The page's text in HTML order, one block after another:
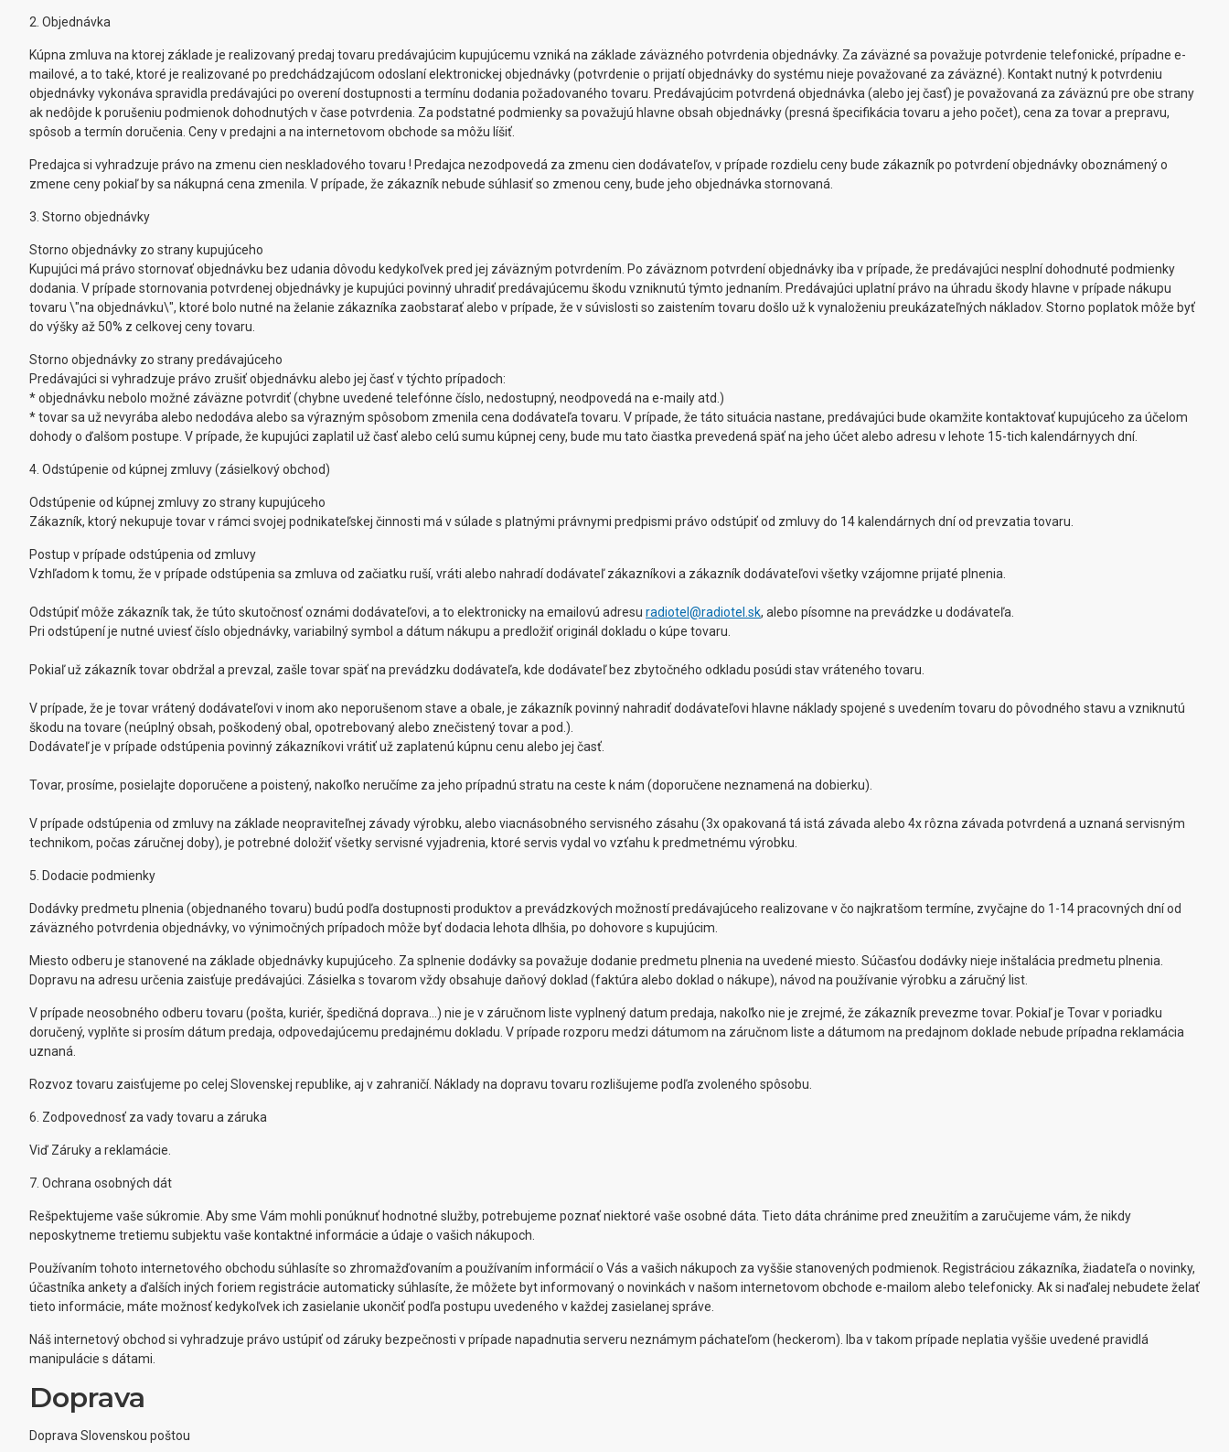
2. Objednávka
Kúpna zmluva na ktorej základe je realizovaný predaj tovaru predávajúcim kupujúcemu vzniká na základe záväzného potvrdenia objednávky. Za záväzné sa považuje potvrdenie telefonické, prípadne e-
mailové, a to také, ktoré je realizované po predchádzajúcom odoslaní elektronickej objednávky (potvrdenie o prijatí objednávky do systému nieje považované za záväzné). Kontakt nutný k potvrdeniu
objednávky vykonáva spravidla predávajúci po overení dostupnosti a termínu dodania požadovaného tovaru. Predávajúcim potvrdená objednávka (alebo jej časť) je považovaná za záväznú pre obe strany
ak nedôjde k porušeniu podmienok dohodnutých v čase potvrdenia. Za podstatné podmienky sa považujú hlavne obsah objednávky (presná špecifikácia tovaru a jeho počet), cena za tovar a prepravu,
spôsob a termín doručenia. Ceny v predajni a na internetovom obchode sa môžu líšiť.
Predajca si vyhradzuje právo na zmenu cien neskladového tovaru ! Predajca nezodpovedá za zmenu cien dodávateľov, v prípade rozdielu ceny bude zákazník po potvrdení objednávky oboznámený o
zmene ceny pokiaľ by sa nákupná cena zmenila. V prípade, že zákazník nebude súhlasiť so zmenou ceny, bude jeho objednávka stornovaná.
3. Storno objednávky
Storno objednávky zo strany kupujúceho
Kupujúci má právo stornovať objednávku bez udania dôvodu kedykoľvek pred jej záväzným potvrdením. Po záväznom potvrdení objednávky iba v prípade, že predávajúci nesplní dohodnuté podmienky
dodania. V prípade stornovania potvrdenej objednávky je kupujúci povinný uhradiť predávajúcemu škodu vzniknutú týmto jednaním. Predávajúci uplatní právo na úhradu škody hlavne v prípade nákupu
tovaru \"na objednávku\", ktoré bolo nutné na želanie zákazníka zaobstarať alebo v prípade, že v súvislosti so zaistením tovaru došlo už k vynaloženiu preukázateľných nákladov. Storno poplatok môže byť
do výšky až 50% z celkovej ceny tovaru.
Storno objednávky zo strany predávajúceho
Predávajúci si vyhradzuje právo zrušiť objednávku alebo jej časť v týchto prípadoch:
* objednávku nebolo možné záväzne potvrdiť (chybne uvedené telefónne číslo, nedostupný, neodpovedá na e-maily atd.)
* tovar sa už nevyrába alebo nedodáva alebo sa výrazným spôsobom zmenila cena dodávateľa tovaru. V prípade, že táto situácia nastane, predávajúci bude okamžite kontaktovať kupujúceho za účelom
dohody o ďalšom postupe. V prípade, že kupujúci zaplatil už časť alebo celú sumu kúpnej ceny, bude mu tato čiastka prevedená späť na jeho účet alebo adresu v lehote 15-tich kalendárnyych dní.
4. Odstúpenie od kúpnej zmluvy (zásielkový obchod)
Odstúpenie od kúpnej zmluvy zo strany kupujúceho
Zákazník, ktorý nekupuje tovar v rámci svojej podnikateľskej činnosti má v súlade s platnými právnymi predpismi právo odstúpiť od zmluvy do 14 kalendárnych dní od prevzatia tovaru.
Postup v prípade odstúpenia od zmluvy
Vzhľadom k tomu, že v prípade odstúpenia sa zmluva od začiatku ruší, vráti alebo nahradí dodávateľ zákazníkovi a zákazník dodávateľovi všetky vzájomne prijaté plnenia.
Odstúpiť môže zákazník tak, že túto skutočnosť oznámi dodávateľovi, a to elektronicky na emailovú adresu radiotel@radiotel.sk, alebo písomne na prevádzke u dodávateľa.
Pri odstúpení je nutné uviesť číslo objednávky, variabilný symbol a dátum nákupu a predložiť originál dokladu o kúpe tovaru.
Pokiaľ už zákazník tovar obdržal a prevzal, zašle tovar späť na prevádzku dodávateľa, kde dodávateľ bez zbytočného odkladu posúdi stav vráteného tovaru.
V prípade, že je tovar vrátený dodávateľovi v inom ako neporušenom stave a obale, je zákazník povinný nahradiť dodávateľovi hlavne náklady spojené s uvedením tovaru do pôvodného stavu a vzniknutú
škodu na tovare (neúplný obsah, poškodený obal, opotrebovaný alebo znečistený tovar a pod.).
Dodávateľ je v prípade odstúpenia povinný zákazníkovi vrátiť už zaplatenú kúpnu cenu alebo jej časť.
Tovar, prosíme, posielajte doporučene a poistený, nakoľko neručíme za jeho prípadnú stratu na ceste k nám (doporučene neznamená na dobierku).
V prípade odstúpenia od zmluvy na základe neopraviteľnej závady výrobku, alebo viacnásobného servisného zásahu (3x opakovaná tá istá závada alebo 4x rôzna závada potvrdená a uznaná servisným
technikom, počas záručnej doby), je potrebné doložiť všetky servisné vyjadrenia, ktoré servis vydal vo vzťahu k predmetnému výrobku.
5. Dodacie podmienky
Dodávky predmetu plnenia (objednaného tovaru) budú podľa dostupnosti produktov a prevádzkových možností predávajúceho realizovane v čo najkratšom termíne, zvyčajne do 1-14 pracovných dní od
záväzného potvrdenia objednávky, vo výnimočných prípadoch môže byť dodacia lehota dlhšia, po dohovore s kupujúcim.
Miesto odberu je stanovené na základe objednávky kupujúceho. Za splnenie dodávky sa považuje dodanie predmetu plnenia na uvedené miesto. Súčasťou dodávky nieje inštalácia predmetu plnenia.
Dopravu na adresu určenia zaisťuje predávajúci. Zásielka s tovarom vždy obsahuje daňový doklad (faktúra alebo doklad o nákupe), návod na používanie výrobku a záručný list.
V prípade neosobného odberu tovaru (pošta, kuriér, špedičná doprava...) nie je v záručnom liste vyplnený datum predaja, nakoľko nie je zrejmé, že zákazník prevezme tovar. Pokiaľ je Tovar v poriadku
doručený, vyplňte si prosím dátum predaja, odpovedajúcemu predajnému dokladu. V prípade rozporu medzi dátumom na záručnom liste a dátumom na predajnom doklade nebude prípadna reklamácia
uznaná.
Rozvoz tovaru zaisťujeme po celej Slovenskej republike, aj v zahraničí. Náklady na dopravu tovaru rozlišujeme podľa zvoleného spôsobu.
6. Zodpovednosť za vady tovaru a záruka
Viď Záruky a reklamácie.
7. Ochrana osobných dát
Rešpektujeme vaše súkromie. Aby sme Vám mohli ponúknuť hodnotné služby, potrebujeme poznať niektoré vaše osobné dáta. Tieto dáta chránime pred zneužitím a zaručujeme vám, že nikdy
neposkytneme tretiemu subjektu vaše kontaktné informácie a údaje o vašich nákupoch.
Používaním tohoto internetového obchodu súhlasíte so zhromažďovaním a používaním informácií o Vás a vašich nákupoch za vyššie stanovených podmienok. Registráciou zákazníka, žiadateľa o novinky,
účastníka ankety a ďalších iných foriem registrácie automaticky súhlasíte, že môžete byt informovaný o novinkách v našom internetovom obchode e-mailom alebo telefonicky. Ak si naďalej nebudete želať
tieto informácie, máte možnosť kedykoľvek ich zasielanie ukončiť podľa postupu uvedeného v každej zasielanej správe.
Náš internetový obchod si vyhradzuje právo ustúpiť od záruky bezpečnosti v prípade napadnutia serveru neznámym páchateľom (heckerom). Iba v takom prípade neplatia vyššie uvedené pravidlá
manipulácie s dátami.
Doprava
Doprava Slovenskou poštou